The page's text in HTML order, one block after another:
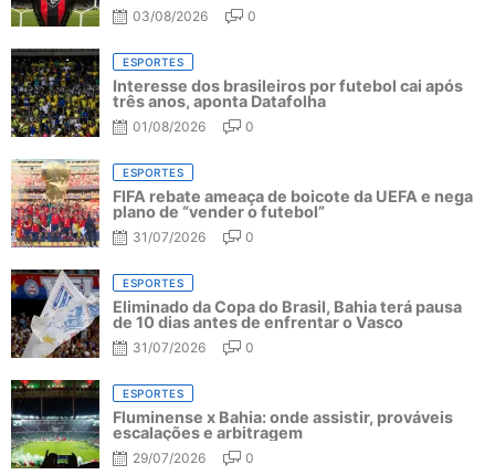
03/08/2026 0
ESPORTES
Interesse dos brasileiros por futebol cai após
três anos, aponta Datafolha
01/08/2026 0
ESPORTES
FIFA rebate ameaça de boicote da UEFA e nega
plano de “vender o futebol”
31/07/2026 0
ESPORTES
Eliminado da Copa do Brasil, Bahia terá pausa
de 10 dias antes de enfrentar o Vasco
31/07/2026 0
ESPORTES
Fluminense x Bahia: onde assistir, prováveis
escalações e arbitragem
29/07/2026 0